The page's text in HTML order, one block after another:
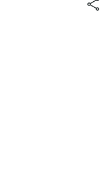
реальность